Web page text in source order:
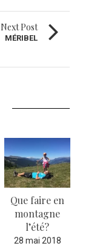
Next Post
MÉRIBEL
Que faire en
montagne
l’été?
28 mai 2018